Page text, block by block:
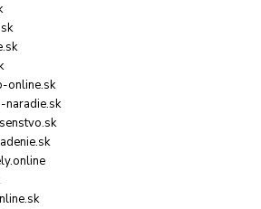
online.sk
naradie.sk